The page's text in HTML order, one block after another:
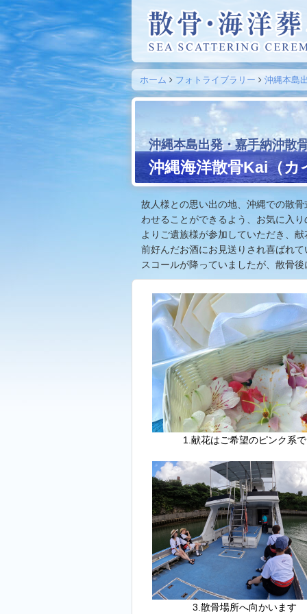
ホーム フォトライブラリー 沖縄本島
沖縄本島出発・嘉手納沖散
沖縄海洋散骨Kai（カ
故人様との思い出の地、沖縄での散
わせることができるよう、お気に入
よりご遺族様が参加していただき、
前好んだお酒にお見送りされ喜ばれ
スコールが降っていましたが、散骨
1.献花はご希望のピンク系で
3.散骨場所へ向かいます